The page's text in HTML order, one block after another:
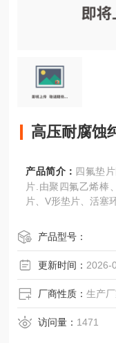
高压耐腐蚀
产品简介： 四氟垫
片.由聚四氟乙烯棒
片、V形垫片、活塞
产品型号：
更新时间： 2026-
厂商性质：生产
访问量： 1471